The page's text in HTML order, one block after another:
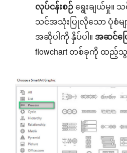
လုပ်ငန်းစဉ်ရွေးချယ်မှု။
သင်အသုံးပြုလိုသော ပုံစံမျ
အဆိုပါကို နှိပ်ပါ။ အဆင်ပြ
flowchart တစ်ခုကို ထည့်